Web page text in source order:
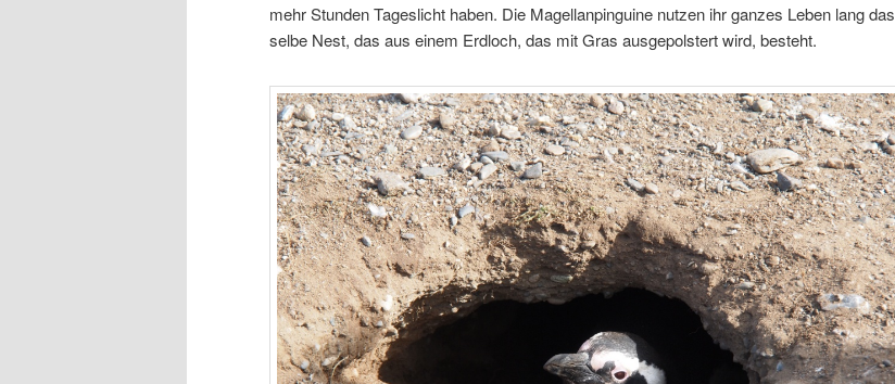
mehr Stunden Tageslicht haben. Die Magellanpinguine nutzen ihr ganzes Leben lang das
selbe Nest, das aus einem Erdloch, das mit Gras ausgepolstert wird, besteht.